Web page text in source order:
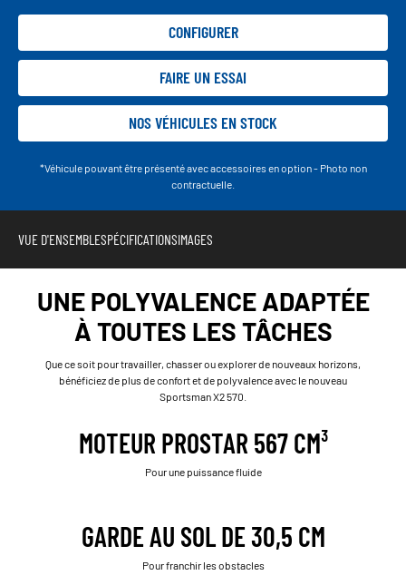
CONFIGURER
FAIRE UN ESSAI
NOS VÉHICULES EN STOCK
*Véhicule pouvant être présenté avec accessoires en option - Photo non
contractuelle.
VUE D'ENSEMBLESPÉCIFICATIONSIMAGES
UNE POLYVALENCE ADAPTÉE
À TOUTES LES TÂCHES
Que ce soit pour travailler, chasser ou explorer de nouveaux horizons,
bénéficiez de plus de confort et de polyvalence avec le nouveau
Sportsman X2 570.
MOTEUR PROSTAR 567 CM³
Pour une puissance fluide
GARDE AU SOL DE 30,5 CM
Pour franchir les obstacles